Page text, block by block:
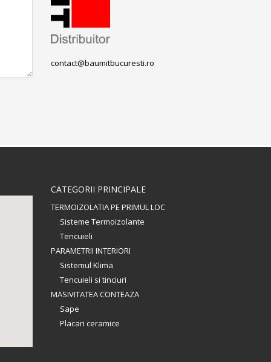
contact@baumitbucuresti.ro
CATEGORII PRINCIPALE
TERMOIZOLATIA PE PRIMUL LOC
Sisteme Termoizolante
Tencuieli
PARAMETRII INTERIORI
Sistemul Klima
Tencuieli si tinciuri
MASIVITATEA CONTEAZA
Sape
Placari ceramice